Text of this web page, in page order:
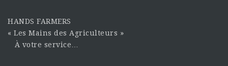
HANDS FARMERS
« Les Mains des Agriculteurs »
À votre service…